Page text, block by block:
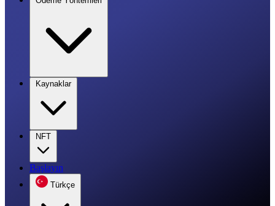
Kaynaklar
NFT
Başlayın
Türkçe